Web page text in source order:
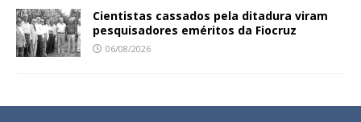
Cientistas cassados pela ditadura viram
pesquisadores eméritos da Fiocruz
06/08/2026